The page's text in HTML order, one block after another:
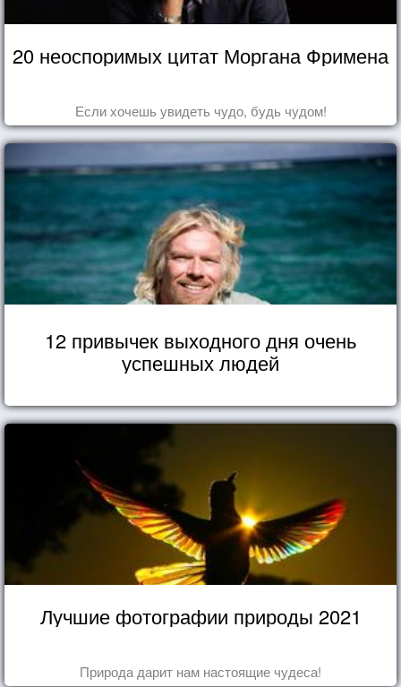
20 неоспоримых цитат Моргана Фримена
Если хочешь увидеть чудо, будь чудом!
12 привычек выходного дня очень
успешных людей
Лучшие фотографии природы 2021
Природа дарит нам настоящие чудеса!